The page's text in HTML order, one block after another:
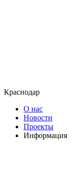
Краснодар
О нас
Новости
Проекты
Информация